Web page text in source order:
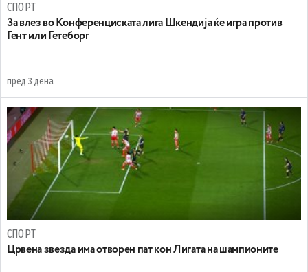
СПОРТ
За влез во Конференциската лига Шкендија ќе игра против
Гент или Гетеборг
пред 3 дена
СПОРТ
Црвена звезда има отворен пат кон Лигата на шампионите